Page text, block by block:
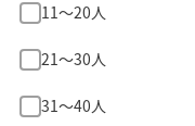
11〜20人
21〜30人
31〜40人